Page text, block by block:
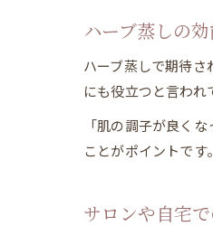
ハーブ蒸しの
ハーブ蒸しで期待
にも役立つと言われ
「肌の調子が良く
ことがポイントで
サロンや自宅